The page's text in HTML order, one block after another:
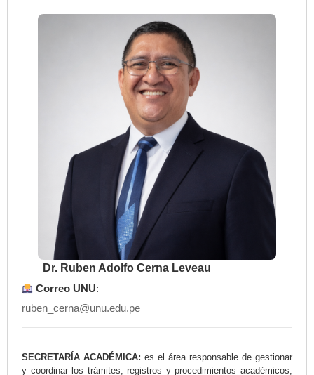
Dr. Ruben Adolfo Cerna Leveau
Correo UNU:
ruben_cerna@unu.edu.pe
SECRETARÍA ACADÉMICA: es el área responsable de gestionar
y coordinar los trámites, registros y procedimientos académicos,